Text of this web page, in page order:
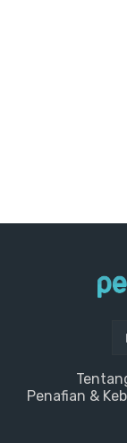
Penafian &